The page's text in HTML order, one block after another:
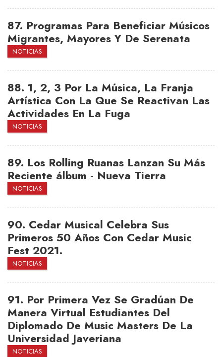
87. Programas Para Beneficiar Músicos
Migrantes, Mayores Y De Serenata
NOTICIAS
88. 1, 2, 3 Por La Música, La Franja
Artística Con La Que Se Reactivan Las
Actividades En La Fuga
NOTICIAS
89. Los Rolling Ruanas Lanzan Su Más
Reciente álbum - Nueva Tierra
NOTICIAS
90. Cedar Musical Celebra Sus
Primeros 50 Años Con Cedar Music
Fest 2021.
NOTICIAS
91. Por Primera Vez Se Gradúan De
Manera Virtual Estudiantes Del
Diplomado De Music Masters De La
Universidad Javeriana
NOTICIAS